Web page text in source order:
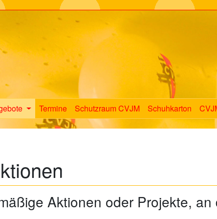
Termine Schutzraum CVJM Schuhkarton
Aktionen oder Projekte, an